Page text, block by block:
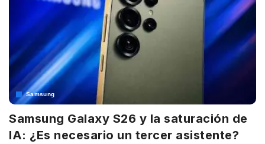
Samsung
Samsung Galaxy S26 y la saturación de
IA: ¿Es necesario un tercer asistente?